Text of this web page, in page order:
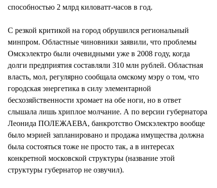
способностью 2 млрд киловатт-часов в год.
С резкой критикой на город обрушился региональный
минпром. Областные чиновники заявили, что проблемы
Омскэлектро были очевидными уже в 2008 году, когда
долги предприятия составляли 310 млн рублей. Областная
власть, мол, регулярно сообщала омскому мэру о том, что
городская энергетика в силу элементарной
бесхозяйственности хромает на обе ноги, но в ответ
слышала лишь хриплое молчание. А по версии губернатора
Леонида ПОЛЕЖАЕВА, банкротство Омскэлектро вообще
было мэрией запланировано и продажа имущества должна
была состояться тоже не просто так, а в интересах
конкретной московской структуры (название этой
структуры губернатор не озвучил).